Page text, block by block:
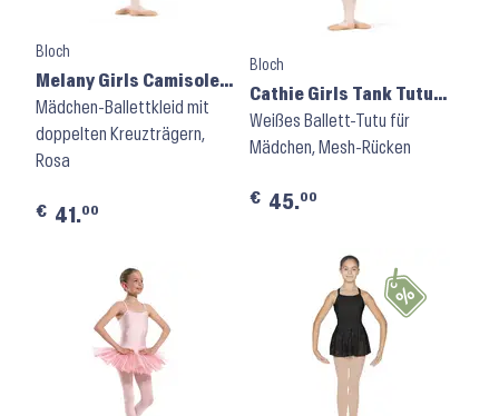
Bloch
Melany Girls Camisole
Skirted Leotard CL9231
⬝ Candy Pink
Mädchen-Ballettkleid mit
doppelten Kreuzträgern,
Rosa
€ 41.00
Bloch
Cathie Girls Tank Tutu
Dress CL9235 ⬝ White
Weißes Ballett-Tutu für
Mädchen, Mesh-Rücken
€ 45.00